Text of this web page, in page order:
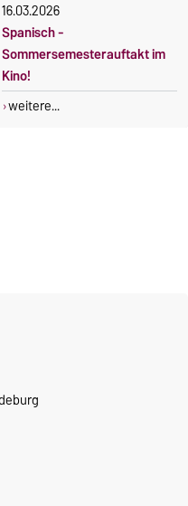
16.03.2026
Spanisch -
Sommersemesterauftakt im
Kino!
weitere...